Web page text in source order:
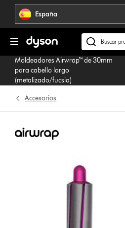
Omitir
navegación España
Buscar
en
Moldeadores Airwrap™ de 30mm
para cabello largo
(metalizado/fucsia)
Accesorios